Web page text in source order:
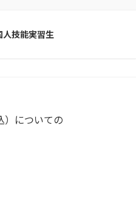
人技能実習生
）についての